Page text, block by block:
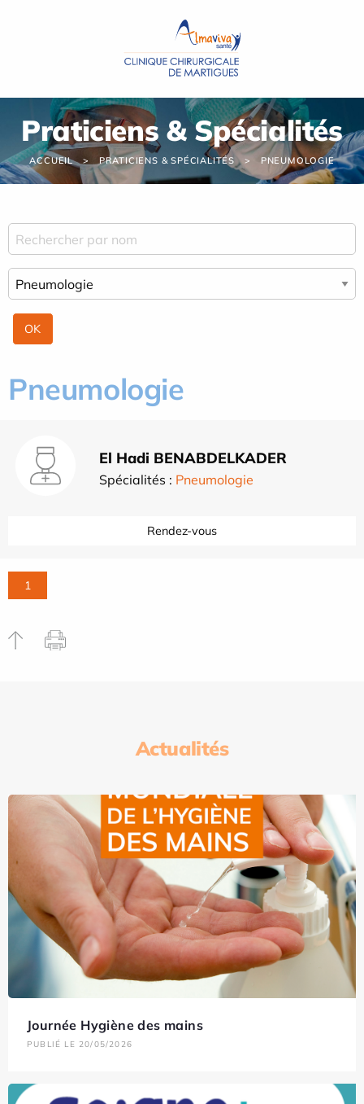
Praticiens & Spécialités
ACCUEIL PRATICIENS & SPÉCIALITÉS PNEUMOLOGIE
Pneumologie
El Hadi BENABDELKADER
Spécialités : Pneumologie
Rendez-vous
1
Actualités
Journée Hygiène des mains
PUBLIÉ LE 20/05/2026